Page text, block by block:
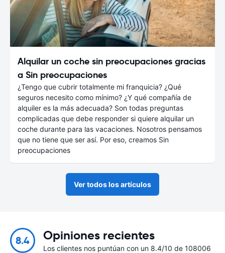
Alquilar un coche sin preocupaciones gracias
a Sin preocupaciones
¿Tengo que cubrir totalmente mi franquicia? ¿Qué
seguros necesito como mínimo? ¿Y qué compañía de
alquiler es la más adecuada? Son todas preguntas
complicadas que debe responder si quiere alquilar un
coche durante para las vacaciones. Nosotros pensamos
que no tiene que ser así. Por eso, creamos Sin
preocupaciones
Ver todos los artículos
8.4 Opiniones recientes
Los clientes nos puntúan con un 8.4/10 de 108006